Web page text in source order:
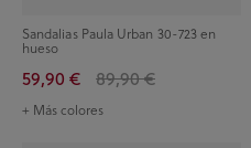
Sandalias Paula Urban 30-723 en
hueso
59,90 € 89,90 €
+ Más colores